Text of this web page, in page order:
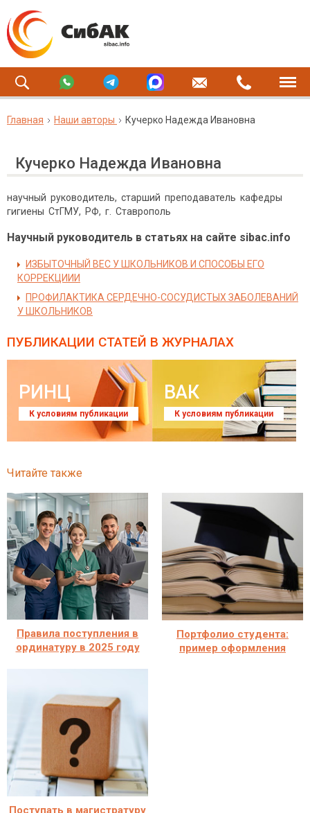
Главная Наши авторы Кучерко Надежда Ивановна
Кучерко Надежда Ивановна
научный руководитель, старший преподаватель кафедры
гигиены СтГМУ, РФ, г. Ставрополь
Научный руководитель в статьях на сайте sibac.info
ИЗБЫТОЧНЫЙ ВЕС У ШКОЛЬНИКОВ И СПОСОБЫ ЕГО
КОРРЕКЦИИИ
ПРОФИЛАКТИКА СЕРДЕЧНО-СОСУДИСТЫХ ЗАБОЛЕВАНИЙ
У ШКОЛЬНИКОВ
ПУБЛИКАЦИИ СТАТЕЙ В ЖУРНАЛАХ
РИНЦ
К условиям публикации
ВАК
К условиям публикации
Читайте также
Правила поступления в
ординатуру в 2025 году
Портфолио студента:
пример оформления
Поступать в магистратуру